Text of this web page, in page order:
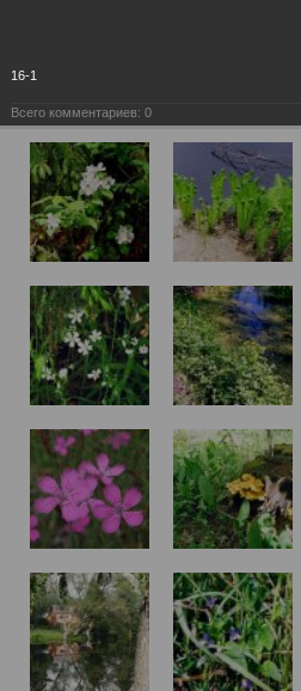
16-1
Всего комментариев: 0